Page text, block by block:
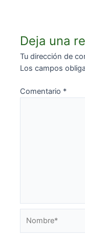
Deja una
Tu dirección de
Los campos
Comentario *